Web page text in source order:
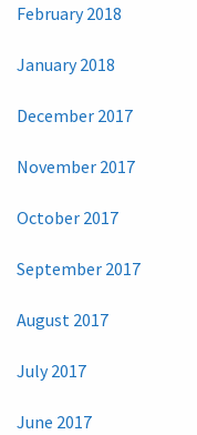
February 2018
January 2018
December 2017
November 2017
October 2017
September 2017
August 2017
July 2017
June 2017